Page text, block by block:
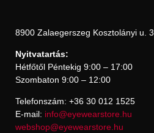
8900 Zalaegerszeg Kosztolányi u. 3.
Nyitvatartás:
Hétfőtől Péntekig 9:00 – 17:00
Szombaton 9:00 – 12:00
Telefonszám: +36 30 012 1525
E-mail: info@eyewearstore.hu
webshop@eyewearstore.hu